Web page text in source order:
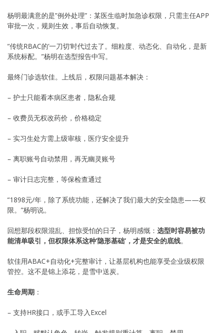
杨明最满意的是”例外处理”：某医生临时加急诊权限，只需主任APP
审批一次，规则生效，事后自动恢复。
“传统RBAC的’一刀切’时代过去了。细粒度、动态化、自动化，是新
系统标配。”杨明在选型报告中写。
最终门诊选软佳。上线后，权限问题基本解决：
– 护士只能看本病区患者，隐私合规
– 收费员无权改药价，价格稳定
– 实习生处方需上级审核，医疗安全提升
– 离职账号自动禁用，再无幽灵账号
– 审计日志完整，等保检查通过
“1898元/年，除了系统功能，还解决了我们最大的安全隐患——权
限。”杨明说。
回想那段权限混乱、担惊受怕的日子，杨明感慨： 选型时容易被功
能清单吸引，但权限体系这种’隐形基础’，才是安全的底线。
软佳用ABAC+自动化+完整审计，让基层机构也能享受企业级权限
管控。这不是锦上添花，是雪中送炭。
生命周期 ：
– 支持HR接口，或手工导入Excel